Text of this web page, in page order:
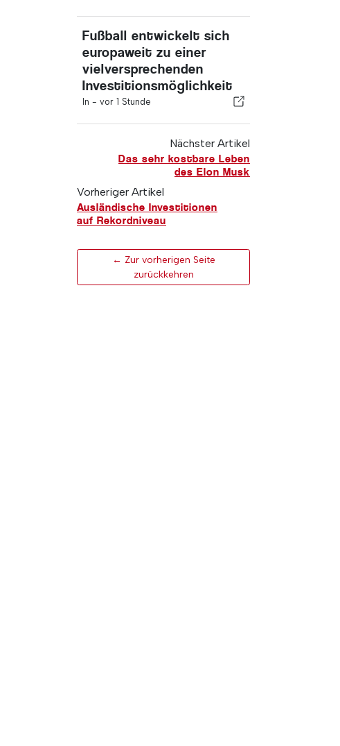
Fußball entwickelt sich
europaweit zu einer
vielversprechenden
Investitionsmöglichkeit
In - vor 1 Stunde
Nächster Artikel
Das sehr kostbare Leben
des Elon Musk
Vorheriger Artikel
Ausländische Investitionen
auf Rekordniveau
← Zur vorherigen Seite
zurückkehren